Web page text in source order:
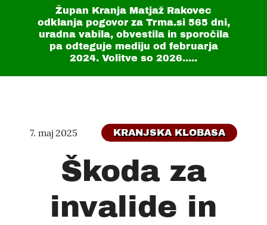
Župan Kranja Matjaž Rakovec
odklanja pogovor za Trma.si 565 dni,
uradna vabila, obvestila in sporočila
pa odteguje mediju od februarja
2024. Volitve so 2026.....
7. maj 2025 KRANJSKA KLOBASA
Škoda za
invalide in